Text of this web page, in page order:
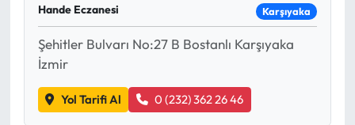
Hande Eczanesi Karşıyaka
Şehitler Bulvarı No:27 B Bostanlı Karşıyaka
İzmir
Yol Tarifi Al 0 (232) 362 26 46